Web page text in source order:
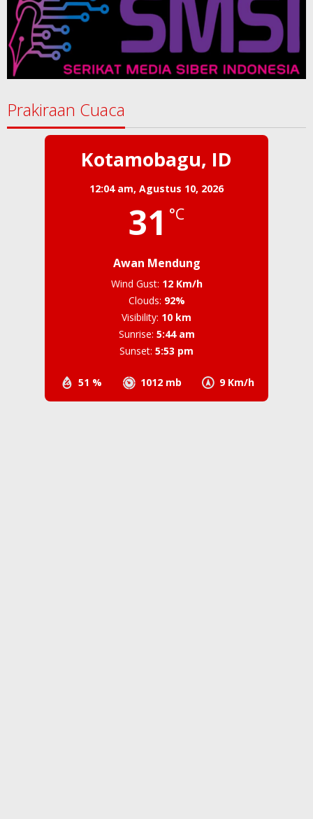
Prakiraan Cuaca
Kotamobagu, ID
12:04 am, Agustus 10, 2026
31 °C
Awan Mendung
51 % 1012 mb 9 Km/h
Wind Gust: 12 Km/h
Clouds: 92%
Visibility: 10 km
Sunrise: 5:44 am
Sunset: 5:53 pm